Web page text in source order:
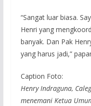
“Sangat luar biasa.
Henri yang
banyak. Dan Pak
yang harus jadi,”
Caption Foto:
Henry Indraguna,
menemani Ketua